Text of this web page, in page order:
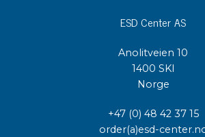
ESD Center AS
Anolitveien 10
1400 SKI
Norge
+47 (0) 48 42 37 15
order(a)esd-